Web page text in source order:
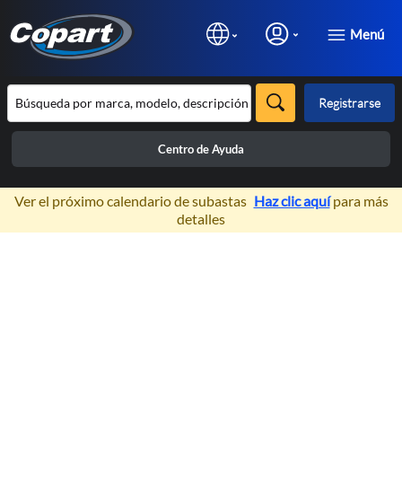
Menú
Registrarse
Centro de Ayuda
×
Ver el próximo calendario de subastas Haz clic aquípara más
detalles